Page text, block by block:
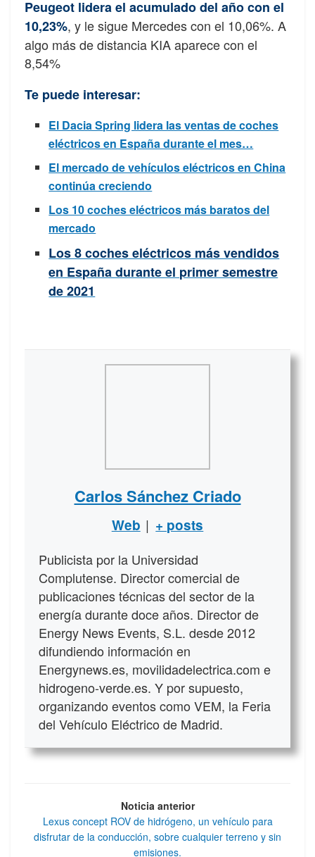
Peugeot lidera el acumulado del año con el
10,23%, y le sigue Mercedes con el 10,06%. A
algo más de distancia KIA aparece con el
8,54%
Te puede interesar:
El Dacia Spring lidera las ventas de coches
eléctricos en España durante el mes…
El mercado de vehículos eléctricos en China
continúa creciendo
Los 10 coches eléctricos más baratos del
mercado
Los 8 coches eléctricos más vendidos
en España durante el primer semestre
de 2021
Carlos Sánchez Criado
Web | + posts
Publicista por la Universidad
Complutense. Director comercial de
publicaciones técnicas del sector de la
energía durante doce años. Director de
Energy News Events, S.L. desde 2012
difundiendo información en
Energynews.es, movilidadelectrica.com e
hidrogeno-verde.es. Y por supuesto,
organizando eventos como VEM, la Feria
del Vehículo Eléctrico de Madrid.
Noticia anterior
Lexus concept ROV de hidrógeno, un vehículo para
disfrutar de la conducción, sobre cualquier terreno y sin
emisiones.